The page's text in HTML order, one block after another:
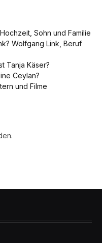
Sohn und Familie
Wolfgang Link, Beruf
Tanja Käser?
Ceylan?
und Filme